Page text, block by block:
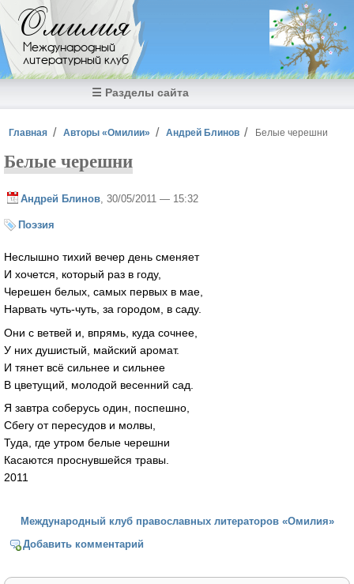
Перейти к основному содержанию
Омилия
Международный
литературный клуб
☰ Разделы сайта
Вы здесь
Главная Авторы «Омилии» Андрей Блинов Белые черешни
Белые черешни
Андрей Блинов , 30/05/2011 — 15:32
Поэзия
Неслышно тихий вечер день сменяет
И хочется, который раз в году,
Черешен белых, самых первых в мае,
Нарвать чуть-чуть, за городом, в саду.
Они с ветвей и, впрямь, куда сочнее,
У них душистый, майский аромат.
И тянет всё сильнее и сильнее
В цветущий, молодой весенний сад.
Я завтра соберусь один, поспешно,
Сбегу от пересудов и молвы,
Туда, где утром белые черешни
Касаются проснувшейся травы.
2011
Международный клуб православных литераторов «Омилия»
Добавить комментарий